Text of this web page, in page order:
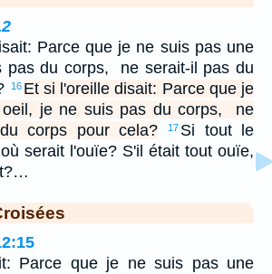
Parce que je ne suis pas une
pas du corps, ne serait-il pas du
16 Et si l'oreille disait: Parce que je
je ne suis pas du corps, ne
corps pour cela?
17 Si tout le
serait l'ouïe? S'il était tout ouïe,
Parce que je ne suis pas une